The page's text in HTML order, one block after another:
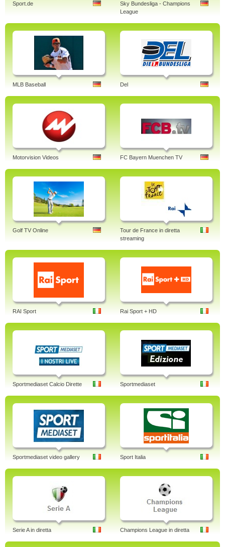
Sport.de
Sky Bundesliga - Champions
League
MLB Baseball Del
Motorvision Videos FC Bayern Muenchen TV
Golf TV Online
Tour de France in diretta
streaming
RAI Sport Rai Sport + HD
Sportmediaset Calcio Dirette Sportmediaset
Sportmediaset video gallery Sport Italia
Serie A in diretta Champions League in diretta